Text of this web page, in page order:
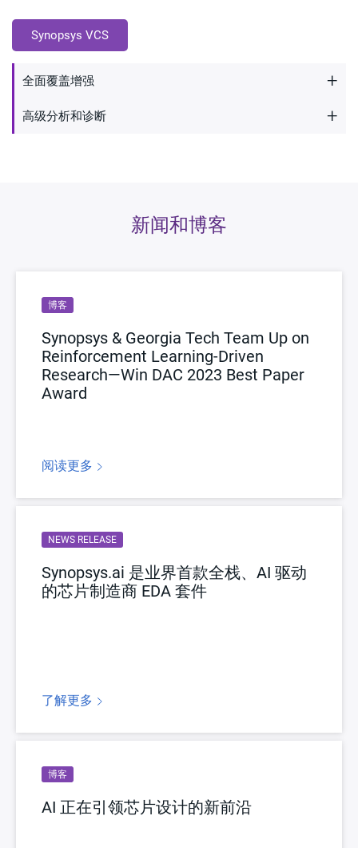
Synopsys VCS
全面覆盖增强 +
全面覆盖增强
前所未有的精度和效率！
高级分析和诊断 +
高级分析和诊断
新闻和博客
博客
Synopsys & Georgia Tech Team Up on
Reinforcement Learning-Driven
Research—Win DAC 2023 Best Paper
Award
阅读更多
NEWS RELEASE
Synopsys.ai 是业界首款全栈、AI 驱动
的芯片制造商 EDA 套件
了解更多
博客
AI 正在引领芯片设计的新前沿